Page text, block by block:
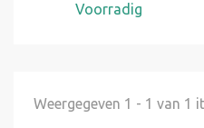
Voorradig
Weergegeven 1 - 1 van 1